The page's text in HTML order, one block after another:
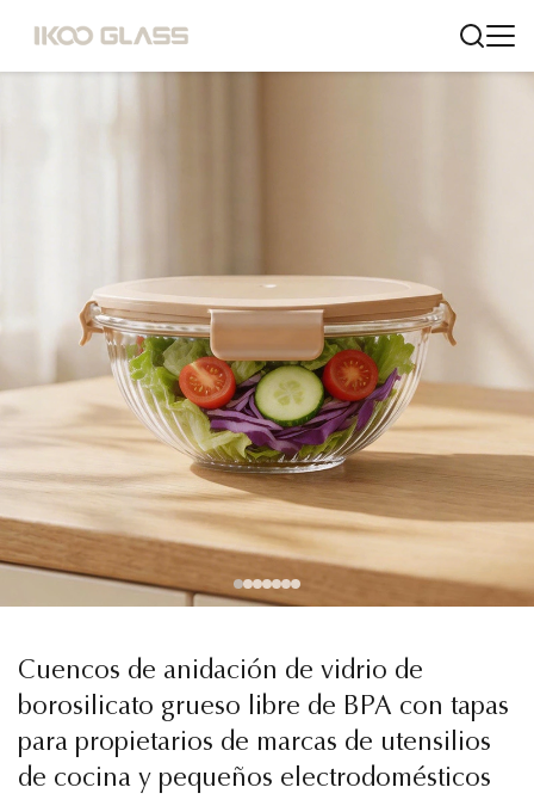
Cuencos de anidación de vidrio de
borosilicato grueso libre de BPA con tapas
para propietarios de marcas de utensilios
de cocina y pequeños electrodomésticos